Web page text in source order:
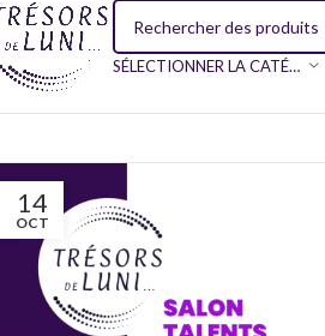
SÉLECTIONNER LA CATÉGORIE
14
OCT